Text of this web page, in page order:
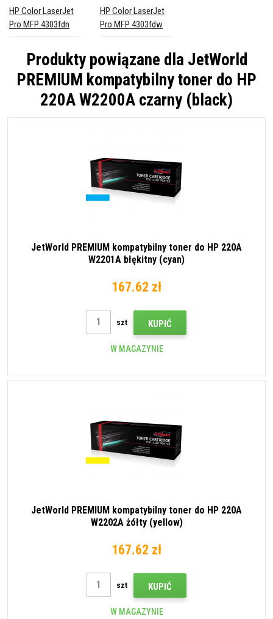
HP Color LaserJet
Pro MFP 4303fdn
HP Color LaserJet
Pro MFP 4303fdw
Produkty powiązane dla JetWorld
PREMIUM kompatybilny toner do HP
220A W2200A czarny (black)
JetWorld PREMIUM kompatybilny toner do HP 220A
W2201A błękitny (cyan)
167.62 zł
szt KUPIĆ
W MAGAZYNIE
JetWorld PREMIUM kompatybilny toner do HP 220A
W2202A żółty (yellow)
167.62 zł
szt KUPIĆ
W MAGAZYNIE